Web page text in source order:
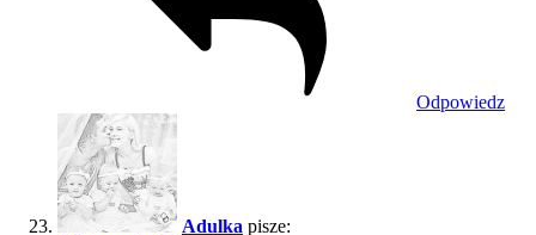
Odpowiedz
Adulka pisze: